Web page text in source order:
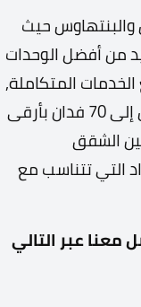
والبنتهاوس حيث
من أفضل الوحدات
المتكاملة,
فكمبوند جايد بالقاهرة الجديدة في انتظارك. تم تنفيذ جايد على مساحة واسعة تصل إلى 70 فدان بأرقى
الشقق
التي تتناسب مع